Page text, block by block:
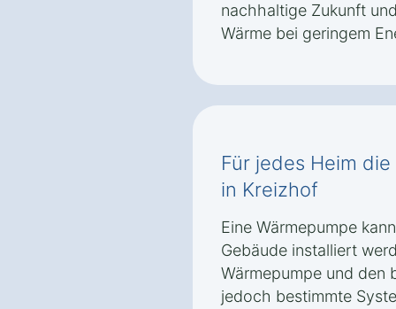
nachhaltige Zukunft
Wärme bei geringem
Für jedes Heim
in Kreizhof
Eine Wärmepumpe
Gebäude installiert
Wärmepumpe und den
jedoch bestimmte